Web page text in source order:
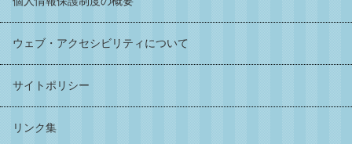
ウェブ・アクセシビリティについて
サイトポリシー
リンク集